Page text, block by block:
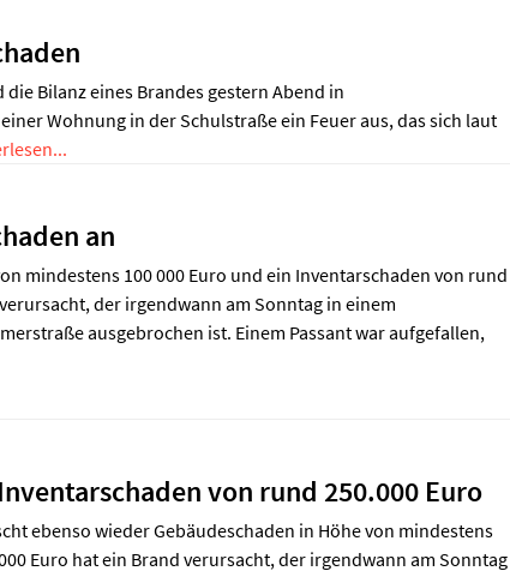
Bilanz eines Brandes gestern Abend in
Wohnung in der Schulstraße ein Feuer aus, das sich laut
an
mindestens 100 000 Euro und ein Inventarschaden von rund
der irgendwann am Sonntag in einem
ausgebrochen ist. Einem Passant war aufgefallen,
von rund 250.000 Euro
ebenso wieder Gebäudeschaden in Höhe von mindestens
Euro hat ein Brand verursacht, der irgendwann am Sonntag